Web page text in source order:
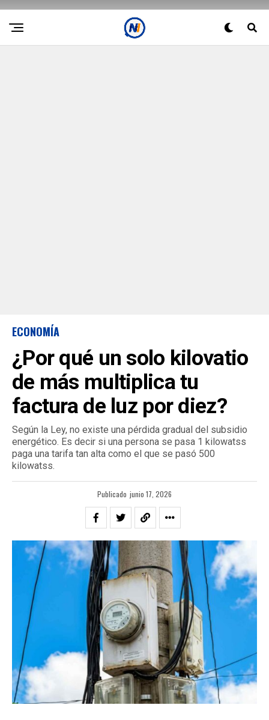
ECONOMÍA
¿Por qué un solo kilovatio
de más multiplica tu
factura de luz por diez?
Según la Ley, no existe una pérdida gradual del subsidio
energético. Es decir si una persona se pasa 1 kilowatss
paga una tarifa tan alta como el que se pasó 500
kilowatss.
Publicado junio 17, 2026